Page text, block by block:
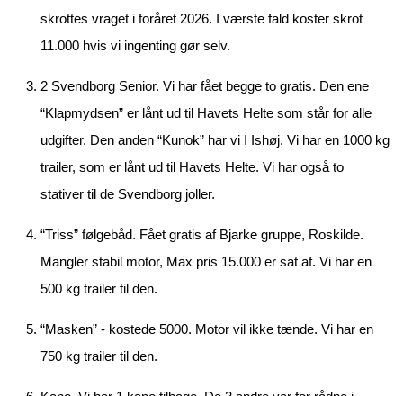
skrottes vraget i foråret 2026. I værste fald koster skrot
11.000 hvis vi ingenting gør selv.
2 Svendborg Senior. Vi har fået begge to gratis. Den ene
“Klapmydsen” er lånt ud til Havets Helte som står for alle
udgifter. Den anden “Kunok” har vi I Ishøj. Vi har en 1000 kg
trailer, som er lånt ud til Havets Helte. Vi har også to
stativer til de Svendborg joller.
“Triss” følgebåd. Fået gratis af Bjarke gruppe, Roskilde.
Mangler stabil motor, Max pris 15.000 er sat af. Vi har en
500 kg trailer til den.
“Masken” - kostede 5000. Motor vil ikke tænde. Vi har en
750 kg trailer til den.